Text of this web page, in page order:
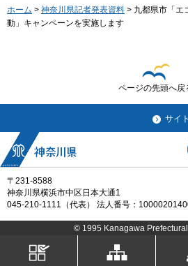
ホーム > 神奈川県記者発表資料 > 九都県市「エ
動」キャンペーンを実施します
ページの先頭へ戻
サイ
〒231-8588
神奈川県横浜市中区日本大通1
045-210-1111（代表） 法人番号：
© 1995 Kanagawa